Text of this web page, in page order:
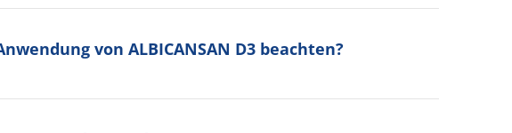
von ALBICANSAN D3 beachten?